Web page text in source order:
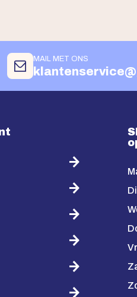
MAIL MET ONS